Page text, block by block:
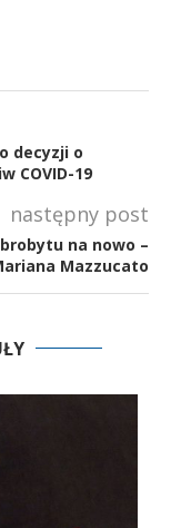
decyzji o
COVID-19
następny post
na nowo –
Mazzucato